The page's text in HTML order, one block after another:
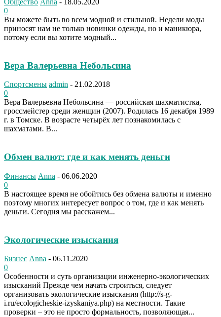
Общество Anna - 18.05.2020
0
Вы можете быть во всем модной и стильной. Недели моды
приносят нам не только новинки одежды, но и маникюра,
потому если вы хотите модный...
Вера Валерьевна Небольсина
Спортсмены admin - 21.02.2018
0
Вера Валерьевна Небольсина — российская шахматистка,
гроссмейстер среди женщин (2007). Родилась 16 декабря 1989
г. в Томске. В возрасте четырёх лет познакомилась с
шахматами. В...
Обмен валют: где и как менять деньги
Финансы Anna - 06.06.2020
0
В настоящее время не обойтись без обмена валюты и именно
поэтому многих интересует вопрос о том, где и как менять
деньги. Сегодня мы расскажем...
Экологические изыскания
Бизнес Anna - 06.11.2020
0
Особенности и суть организации инженерно-экологических
изысканий Прежде чем начать строиться, следует
организовать экологические изыскания (http://s-g-
i.ru/ecologicheskie-izyskaniya.php) на местности. Такие
проверки – это не просто формальность, позволяющая...